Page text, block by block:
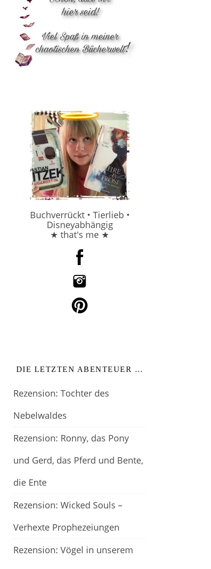
Buchverrückt • Tierlieb •
Disneyabhängig
★ that's me ★
DIE LETZTEN ABENTEUER …
Rezension: Tochter des
Nebelwaldes
Rezension: Ronny, das Pony
und Gerd, das Pferd und Bente,
die Ente
Rezension: Wicked Souls –
Verhexte Prophezeiungen
Rezension: Vögel in unserem